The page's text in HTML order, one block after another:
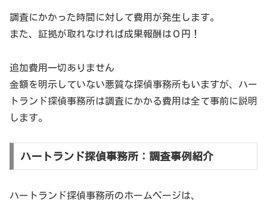
調査にかかった時間に対して費用が発生します。
また、証拠が取れなければ成果報酬は０円！
追加費用一切ありません
金額を明示していない悪質な探偵事務所もいますが、ハー
トランド探偵事務所は調査にかかる費用は全て事前に説明
します。
ハートランド探偵事務所：調査事例紹介
ハートランド探偵事務所のホームページは、